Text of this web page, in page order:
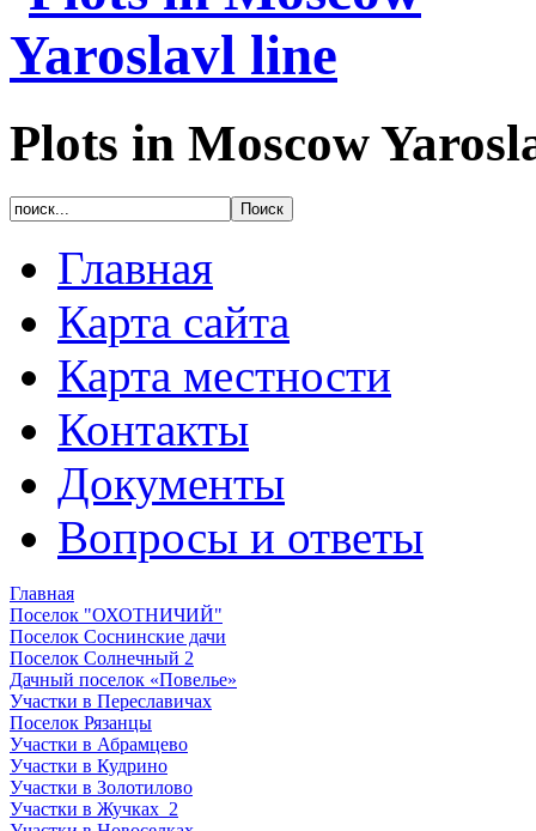
Plots in Moscow
Главная
Карта сайта
Карта местности
Контакты
Документы
Вопросы и ответы
Главная
Поселок "ОХОТНИЧИЙ"
Поселок Соснинские дачи
Поселок Солнечный 2
Дачный поселок «Повелье»
Участки в Переславичах
Поселок Рязанцы
Участки в Абрамцево
Участки в Кудрино
Участки в Золотилово
Участки в Жучках_2